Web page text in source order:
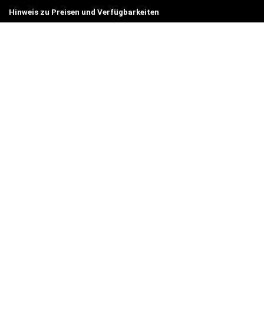
Hinweis zu Preisen und Verfügbarkeiten